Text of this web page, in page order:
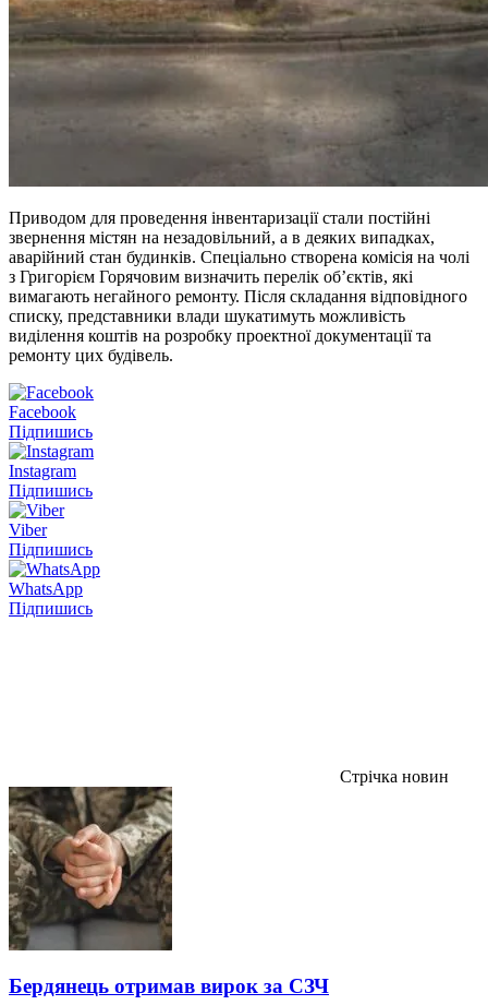
Приводом для проведення інвентаризації стали постійні
звернення містян на незадовільний, а в деяких випадках,
аварійний стан будинків. Спеціально створена комісія на чолі
з Григорієм Горячовим визначить перелік об’єктів, які
вимагають негайного ремонту. Після складання відповідного
списку, представники влади шукатимуть можливість
виділення коштів на розробку проектної документації та
ремонту цих будівель.
Facebook
Підпишись
Instagram
Підпишись
Viber
Підпишись
WhatsApp
Підпишись
Стрічка новин
Бердянець отримав вирок за СЗЧ